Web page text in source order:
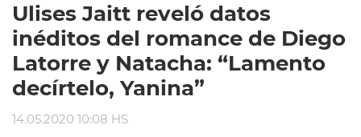
Ulises Jaitt reveló datos
inéditos del romance de Diego
Latorre y Natacha: “Lamento
decírtelo, Yanina”
14.05.2020 10:08 HS